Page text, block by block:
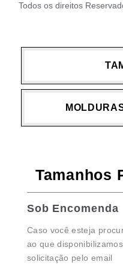
Todos os direitos
Tamanhos
Sob Encomenda
Caso você esteja
ao que
solicitação pelo email